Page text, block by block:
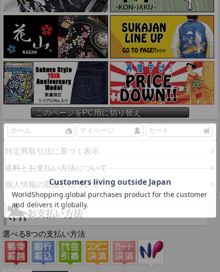
このページをPC用に切り替え
ホーム マイページ カート
特定商取引法に基づく表示
送料とお支払い方法について
個人情報の取扱いについて
選べる8つの支払い方法